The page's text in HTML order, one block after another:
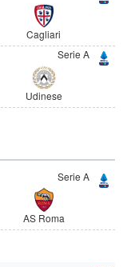
Cagliari
Serie A
Udinese
Serie A
AS Roma